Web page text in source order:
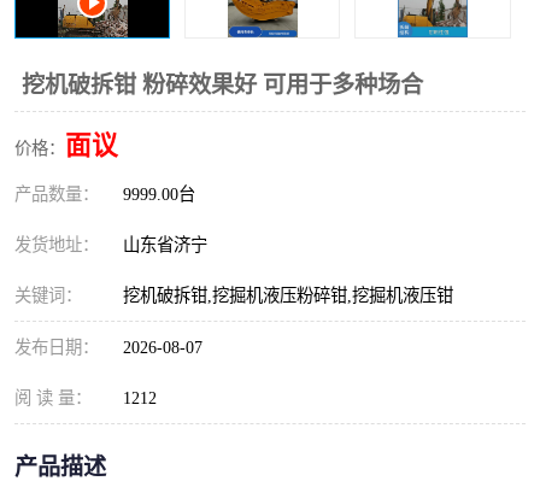
挖机破拆钳 粉碎效果好 可用于多种场合
价格： 面议
产品数量： 9999.00台
发货地址： 山东省济宁
关键词： 挖机破拆钳,挖掘机液压粉碎钳,挖掘机液压钳
发布日期： 2026-08-07
阅 读 量： 1212
产品描述
清扫器 割草机
挖树机 拓荒机
滚筒筛
挖掘机破碎斗